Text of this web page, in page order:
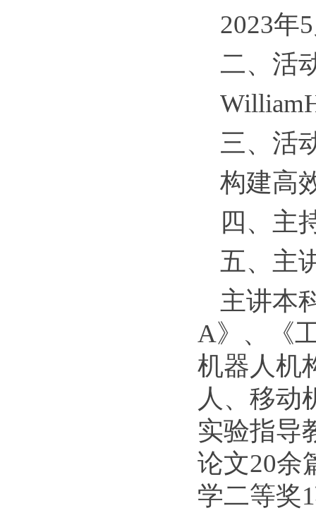
2023年
二、活
三、活
构建高
四、主
五、主
主讲本
A》、《
机器人机
人、移动
实验指导
论文20余
学二等奖